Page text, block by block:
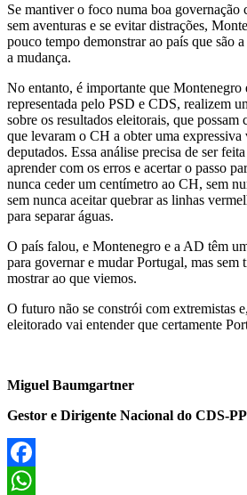
Se mantiver o foco numa boa governação
sem aventuras e se evitar distrações,
pouco tempo demonstrar ao país que são
a mudança.
No entanto, é importante que Montenegro
representada pelo PSD e CDS, realizem
sobre os resultados eleitorais, que possam
que levaram o CH a obter uma expressiva
deputados. Essa análise precisa de ser
aprender com os erros e acertar o passo
nunca ceder um centímetro ao CH, sem
sem nunca aceitar quebrar as linhas
para separar águas.
O país falou, e Montenegro e a AD têm
para governar e mudar Portugal, mas sem
mostrar ao que viemos.
O futuro não se constrói com extremistas
eleitorado vai entender que certamente
Miguel Baumgartner
Gestor e Dirigente Nacional do CDS-PP
Facebook